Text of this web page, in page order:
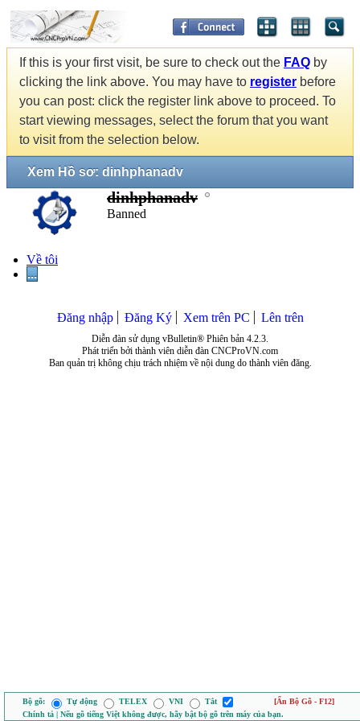
If this is your first visit, be sure to check out the FAQ by
clicking the link above. You may have to register before
you can post: click the register link above to proceed. To
start viewing messages, select the forum that you want
to visit from the selection below.
Xem Hồ sơ: dinhphanadv
dinhphanadv
Banned
Về tôi
...
Đăng nhập Đăng Ký Xem trên PC Lên trên
Diễn đàn sử dụng vBulletin® Phiên bản 4.2.3.
Phát triển bởi thành viên diễn đàn CNCProVN.com
Ban quản trị không chịu trách nhiệm về nội dung do thành viên đăng.
Bộ gõ: Tự động TELEX VNI Tắt
[Ẩn Bộ Gõ - F12]
Chính tả | Nếu gõ tiếng Việt không được, hãy bật bộ gõ trên máy của bạn.